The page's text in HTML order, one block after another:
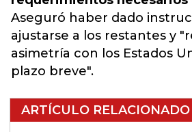
Aseguró haber dado
ajustarse a los restantes y
asimetría con los Estados
plazo breve".
ARTÍCULO RELACIONADO